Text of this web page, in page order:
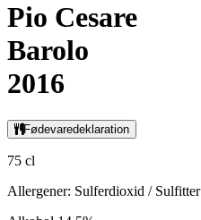
Pio Cesare
Barolo
2016
Fødevaredeklaration
75 cl
Allergener: Sulferdioxid / Sulfitter